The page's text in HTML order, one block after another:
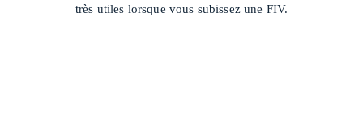
très utiles lorsque vous subissez une FIV.